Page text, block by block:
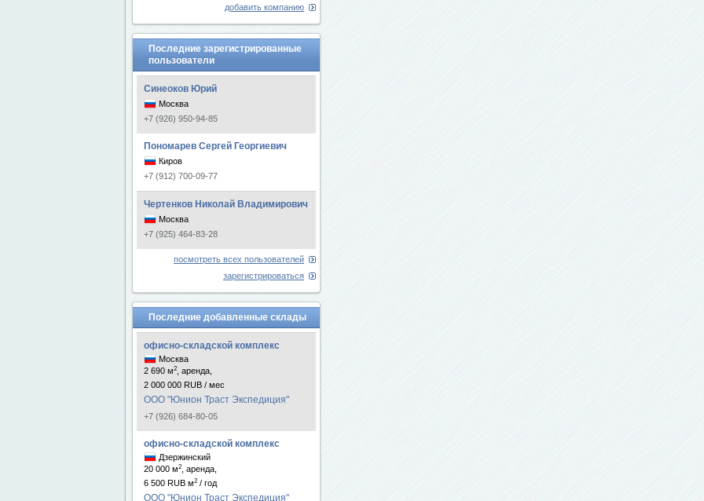
добавить компанию
Последние зарегистрированные
пользователи
Синеоков Юрий
Москва
+7 (926) 950-94-85
Пономарев Сергей Георгиевич
Киров
+7 (912) 700-09-77
Чертенков Николай Владимирович
Москва
+7 (925) 464-83-28
посмотреть всех пользователей
зарегистрироваться
Последние добавленные склады
офисно-складской комплекс
Москва
2 690 м2
, аренда,
2 000 000 RUB / мес
ООО "Юнион Траст Экспедиция"
+7 (926) 684-80-05
офисно-складской комплекс
Дзержинский
20 000 м2
, аренда,
6 500 RUB м2 / год
ООО "Юнион Траст Экспедиция"